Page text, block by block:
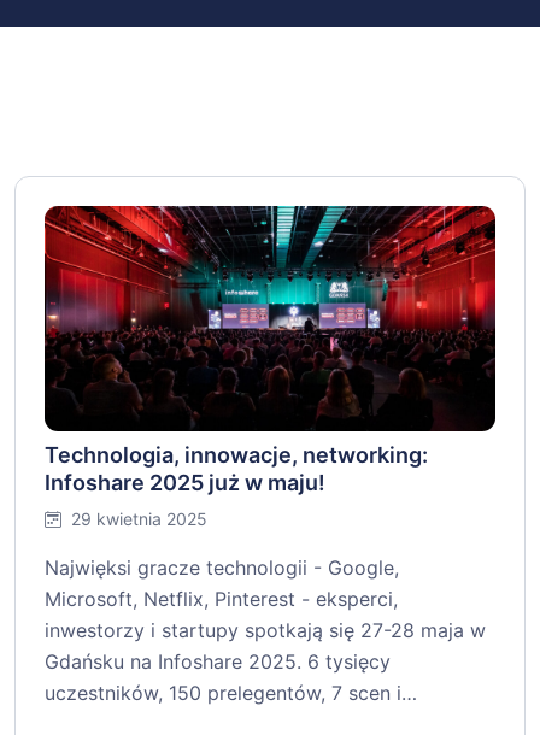
Technologia, innowacje, networking:
Infoshare 2025 już w maju!
29 kwietnia 2025
Najwięksi gracze technologii - Google,
Microsoft, Netflix, Pinterest - eksperci,
inwestorzy i startupy spotkają się 27-28 maja w
Gdańsku na Infoshare 2025. 6 tysięcy
uczestników, 150 prelegentów, 7 scen i…